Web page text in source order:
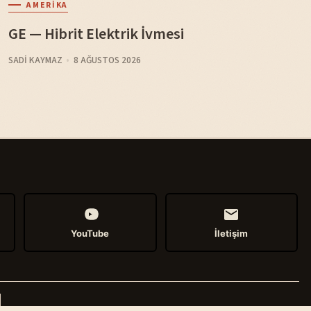
AMERIKA
GE — Hibrit Elektrik İvmesi
SADI KAYMAZ 8 AĞUSTOS 2026
YouTube İletişim